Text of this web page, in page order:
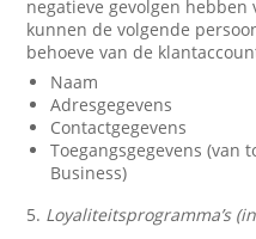
negatieve gevolgen
kunnen de volgende
behoeve van de
Naam
Adresgegevens
Contactgegevens
Toegangsgegevens (van
Business)
5. Loyaliteitsprogramma’s